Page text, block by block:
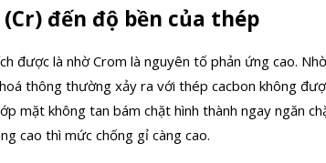
đến độ bền của thép
được là nhờ Crom là nguyên tố phản ứng cao.
thông thường xảy ra với thép cacbon không
mặt không tan bám chặt hình thành ngay ngăn
cao thì mức chống gỉ càng cao.